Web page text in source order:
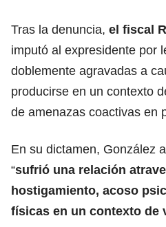
Tras la denuncia, el fiscal
imputó al expresidente por
doblemente agravadas a
producirse en un contexto
de amenazas coactivas en
En su dictamen, González
“sufrió una relación
hostigamiento, acoso
físicas en un contexto de